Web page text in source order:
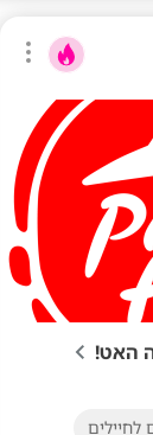
האט!
לחיילים